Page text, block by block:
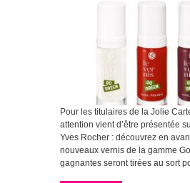
Pour les titulaires de la Jolie
attention vient d’être présentée
Yves Rocher : découvrez en
nouveaux vernis de la gamme
gagnantes seront tirées au sort